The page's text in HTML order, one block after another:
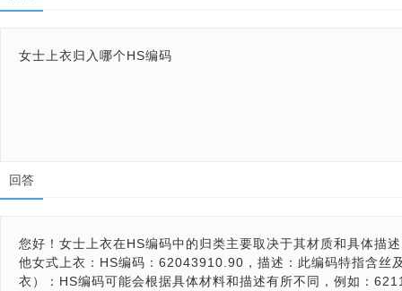
女士上衣归入哪个HS编码
回答
您好！女士上衣在HS编码中的归类主要取决于其材质和具体描
他女式上衣：HS编码：62043910.90，描述：此编码特指含丝
衣）：HS编码可能会根据具体材料和描述有所不同，例如：